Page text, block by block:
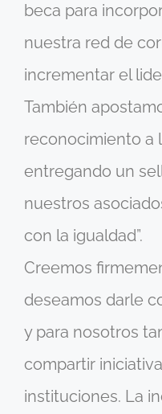
beca para
nuestra red de
incrementar el
También
reconocimiento a
entregando un
nuestros
con la igualdad”.
Creemos
deseamos darle
y para nosotros
compartir
instituciones. La